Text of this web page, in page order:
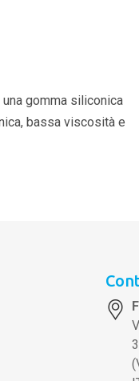
gomma siliconica
bassa viscosità e